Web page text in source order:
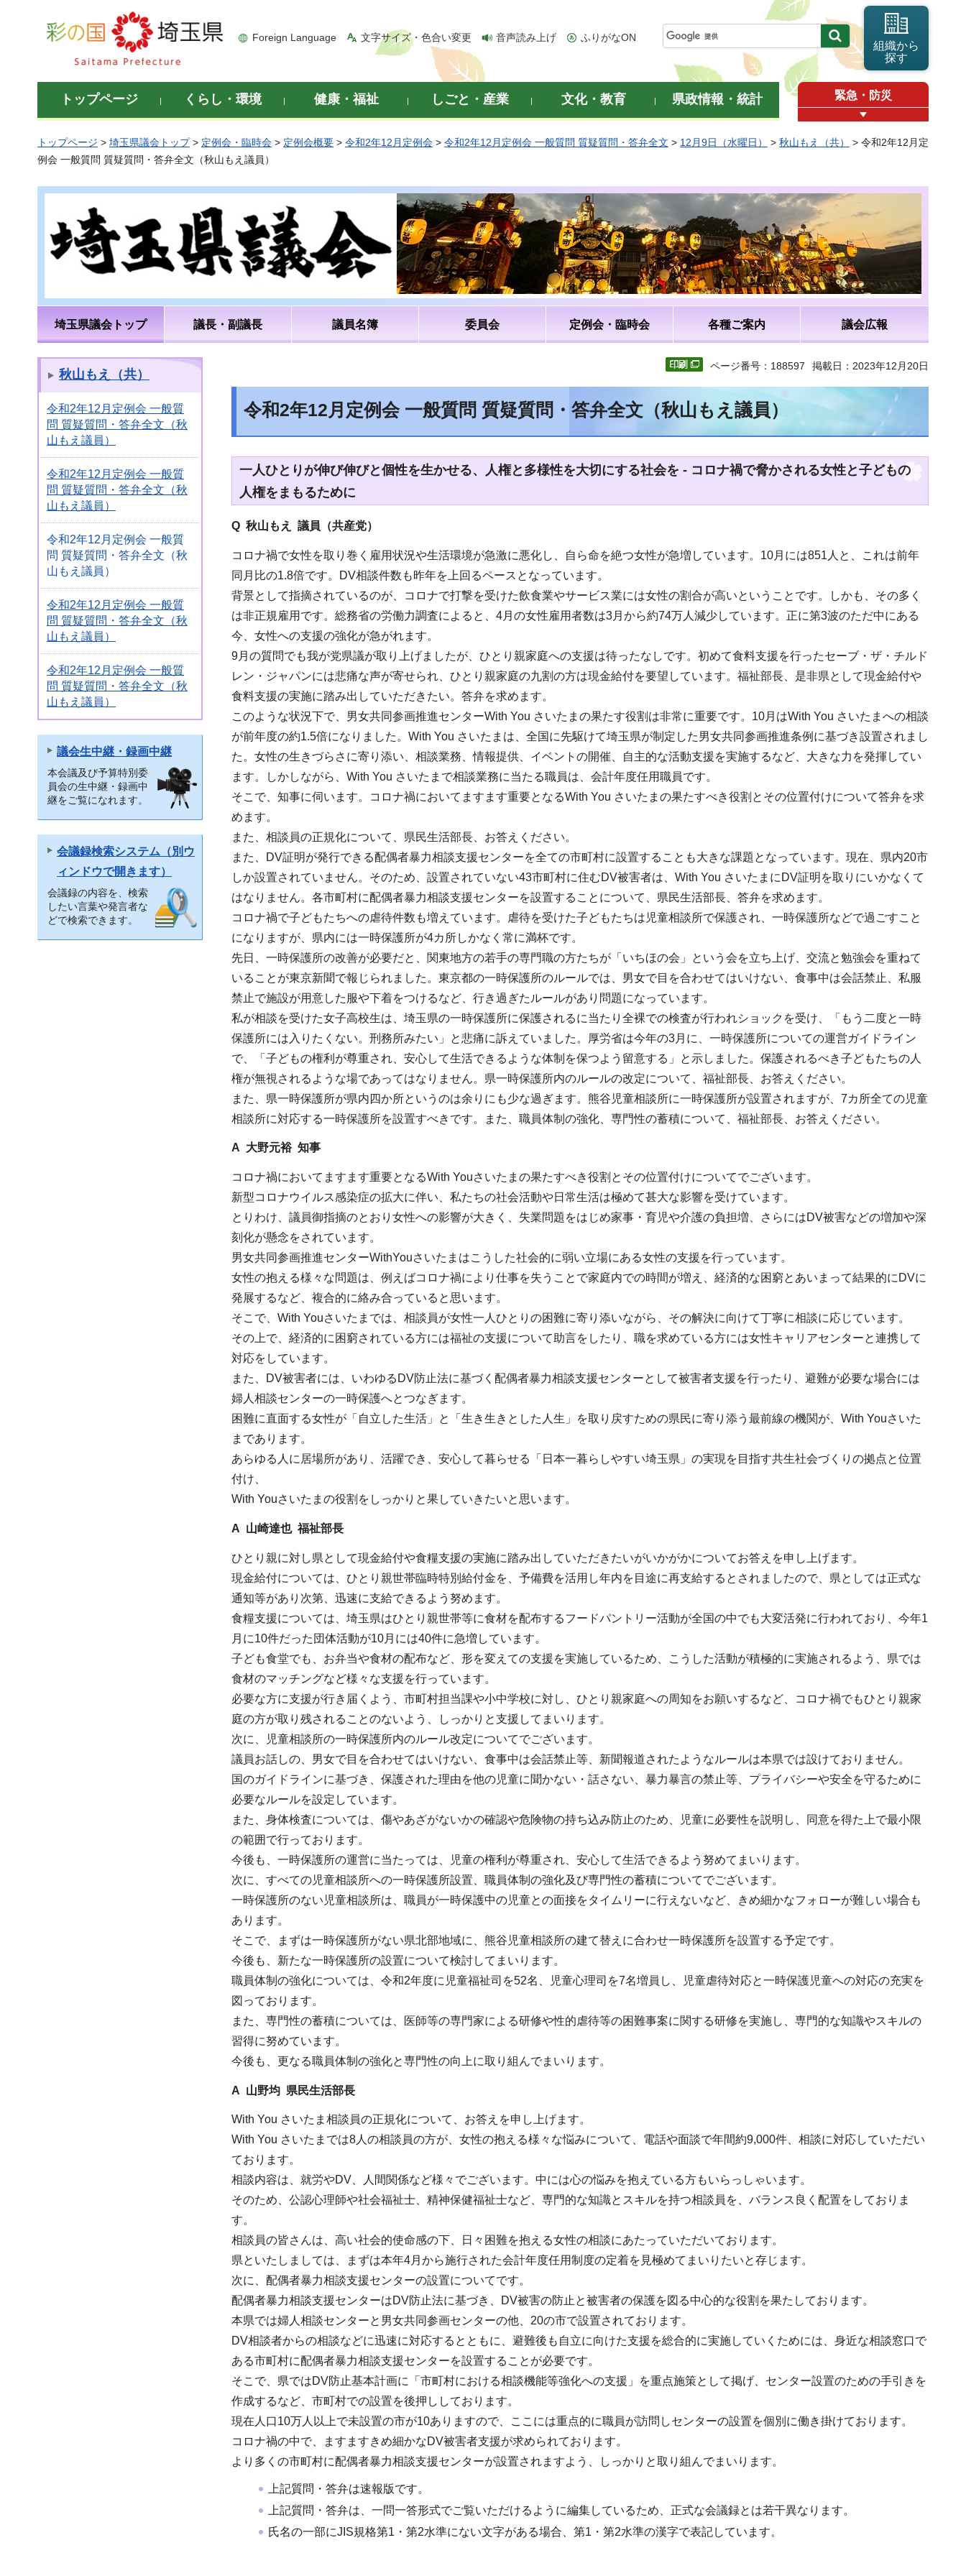
彩の国 埼玉県
Foreign Language 文字サイズ・色合い変更 音声読み上げ ふりがなON
組織から
探す
トップページ くらし・環境 健康・福祉 しごと・産業 文化・教育 県政情報・統計 緊急・防災
トップページ > 埼玉県議会トップ> 定例会・臨時会 > 定例会概要 > 令和2年12月定例会 > 令和2年12月定例会 一般質問 質疑質問・答弁全文 > 12月9日（水曜日） > 秋山もえ（共）
> 令和2年12月定
例会 一般質問 質疑質問・答弁全文（秋山もえ議員）
埼玉県議会トップ 議長・副議長 議員名簿 委員会 定例会・臨時会 各種ご案内 議会広報
秋山もえ（共）
令和2年12月定例会 一般質
問 質疑質問・答弁全文（秋
山もえ議員）
令和2年12月定例会 一般質
問 質疑質問・答弁全文（秋
山もえ議員）
令和2年12月定例会 一般質
問 質疑質問・答弁全文（秋
山もえ議員）
令和2年12月定例会 一般質
問 質疑質問・答弁全文（秋
山もえ議員）
令和2年12月定例会 一般質
問 質疑質問・答弁全文（秋
山もえ議員）
議会生中継・録画中継
本会議及び予算特別委
員会の生中継・録画中
継をご覧になれます。
会議録検索システム（別ウ
ィンドウで開きます）
会議録の内容を、検索
したい言葉や発言者な
どで検索できます。
ページ番号：188597 掲載日：2023年12月20日
令和2年12月定例会 一般質問 質疑質問・答弁全文（秋山もえ議員）
一人ひとりが伸び伸びと個性を生かせる、人権と多様性を大切にする社会を - コロナ禍で脅かされる女性と子どもの
人権をまもるために
Q 秋山もえ 議員（共産党）
コロナ禍で女性を取り巻く雇用状況や生活環境が急激に悪化し、自ら命を絶つ女性が急増しています。10月には851人と、これは前年
同月比の1.8倍です。DV相談件数も昨年を上回るペースとなっています。
背景として指摘されているのが、コロナで打撃を受けた飲食業やサービス業には女性の割合が高いということです。しかも、その多く
は非正規雇用です。総務省の労働力調査によると、4月の女性雇用者数は3月から約74万人減少しています。正に第3波のただ中にある
今、女性への支援の強化が急がれます。
9月の質問でも我が党県議が取り上げましたが、ひとり親家庭への支援は待ったなしです。初めて食料支援を行ったセーブ・ザ・チルド
レン・ジャパンには悲痛な声が寄せられ、ひとり親家庭の九割の方は現金給付を要望しています。福祉部長、是非県として現金給付や
食料支援の実施に踏み出していただきたい。答弁を求めます。
このような状況下で、男女共同参画推進センターWith You さいたまの果たす役割は非常に重要です。10月はWith You さいたまへの相談
が前年度の約1.5倍になりました。With You さいたまは、全国に先駆けて埼玉県が制定した男女共同参画推進条例に基づき設置されまし
た。女性の生きづらさに寄り添い、相談業務、情報提供、イベントの開催、自主的な活動支援を実施するなど、大きな力を発揮してい
ます。しかしながら、With You さいたまで相談業務に当たる職員は、会計年度任用職員です。
そこで、知事に伺います。コロナ禍においてますます重要となるWith You さいたまの果たすべき役割とその位置付けについて答弁を求
めます。
また、相談員の正規化について、県民生活部長、お答えください。
また、DV証明が発行できる配偶者暴力相談支援センターを全ての市町村に設置することも大きな課題となっています。現在、県内20市
しか設置されていません。そのため、設置されていない43市町村に住むDV被害者は、With You さいたまにDV証明を取りにいかなくて
はなりません。各市町村に配偶者暴力相談支援センターを設置することについて、県民生活部長、答弁を求めます。
コロナ禍で子どもたちへの虐待件数も増えています。虐待を受けた子どもたちは児童相談所で保護され、一時保護所などで過ごすこと
になりますが、県内には一時保護所が4カ所しかなく常に満杯です。
先日、一時保護所の改善が必要だと、関東地方の若手の専門職の方たちが「いちほの会」という会を立ち上げ、交流と勉強会を重ねて
いることが東京新聞で報じられました。東京都の一時保護所のルールでは、男女で目を合わせてはいけない、食事中は会話禁止、私服
禁止で施設が用意した服や下着をつけるなど、行き過ぎたルールがあり問題になっています。
私が相談を受けた女子高校生は、埼玉県の一時保護所に保護されるに当たり全裸での検査が行われショックを受け、「もう二度と一時
保護所には入りたくない。刑務所みたい」と悲痛に訴えていました。厚労省は今年の3月に、一時保護所についての運営ガイドライン
で、「子どもの権利が尊重され、安心して生活できるような体制を保つよう留意する」と示しました。保護されるべき子どもたちの人
権が無視されるような場であってはなりません。県一時保護所内のルールの改定について、福祉部長、お答えください。
また、県一時保護所が県内四か所というのは余りにも少な過ぎます。熊谷児童相談所に一時保護所が設置されますが、7カ所全ての児童
相談所に対応する一時保護所を設置すべきです。また、職員体制の強化、専門性の蓄積について、福祉部長、お答えください。
A 大野元裕 知事
コロナ禍においてますます重要となるWith Youさいたまの果たすべき役割とその位置付けについてでございます。
新型コロナウイルス感染症の拡大に伴い、私たちの社会活動や日常生活は極めて甚大な影響を受けています。
とりわけ、議員御指摘のとおり女性への影響が大きく、失業問題をはじめ家事・育児や介護の負担増、さらにはDV被害などの増加や深
刻化が懸念をされています。
男女共同参画推進センターWithYouさいたまはこうした社会的に弱い立場にある女性の支援を行っています。
女性の抱える様々な問題は、例えばコロナ禍により仕事を失うことで家庭内での時間が増え、経済的な困窮とあいまって結果的にDVに
発展するなど、複合的に絡み合っていると思います。
そこで、With Youさいたまでは、相談員が女性一人ひとりの困難に寄り添いながら、その解決に向けて丁寧に相談に応じています。
その上で、経済的に困窮されている方には福祉の支援について助言をしたり、職を求めている方には女性キャリアセンターと連携して
対応をしています。
また、DV被害者には、いわゆるDV防止法に基づく配偶者暴力相談支援センターとして被害者支援を行ったり、避難が必要な場合には
婦人相談センターの一時保護へとつなぎます。
困難に直面する女性が「自立した生活」と「生き生きとした人生」を取り戻すための県民に寄り添う最前線の機関が、With Youさいた
まであります。
あらゆる人に居場所があり、活躍でき、安心して暮らせる「日本一暮らしやすい埼玉県」の実現を目指す共生社会づくりの拠点と位置
付け、
With Youさいたまの役割をしっかりと果していきたいと思います。
A 山崎達也 福祉部長
ひとり親に対し県として現金給付や食糧支援の実施に踏み出していただきたいがいかがかについてお答えを申し上げます。
現金給付については、ひとり親世帯臨時特別給付金を、予備費を活用し年内を目途に再支給するとされましたので、県としては正式な
通知等があり次第、迅速に支給できるよう努めます。
食糧支援については、埼玉県はひとり親世帯等に食材を配布するフードパントリー活動が全国の中でも大変活発に行われており、今年1
月に10件だった団体活動が10月には40件に急増しています。
子ども食堂でも、お弁当や食材の配布など、形を変えての支援を実施しているため、こうした活動が積極的に実施されるよう、県では
食材のマッチングなど様々な支援を行っています。
必要な方に支援が行き届くよう、市町村担当課や小中学校に対し、ひとり親家庭への周知をお願いするなど、コロナ禍でもひとり親家
庭の方が取り残されることのないよう、しっかりと支援してまいります。
次に、児童相談所の一時保護所内のルール改定についてでございます。
議員お話しの、男女で目を合わせてはいけない、食事中は会話禁止等、新聞報道されたようなルールは本県では設けておりません。
国のガイドラインに基づき、保護された理由を他の児童に聞かない・話さない、暴力暴言の禁止等、プライバシーや安全を守るために
必要なルールを設定しています。
また、身体検査については、傷やあざがないかの確認や危険物の持ち込み防止のため、児童に必要性を説明し、同意を得た上で最小限
の範囲で行っております。
今後も、一時保護所の運営に当たっては、児童の権利が尊重され、安心して生活できるよう努めてまいります。
次に、すべての児童相談所への一時保護所設置、職員体制の強化及び専門性の蓄積についてでございます。
一時保護所のない児童相談所は、職員が一時保護中の児童との面接をタイムリーに行えないなど、きめ細かなフォローが難しい場合も
あります。
そこで、まずは一時保護所がない県北部地域に、熊谷児童相談所の建て替えに合わせ一時保護所を設置する予定です。
今後も、新たな一時保護所の設置について検討してまいります。
職員体制の強化については、令和2年度に児童福祉司を52名、児童心理司を7名増員し、児童虐待対応と一時保護児童への対応の充実を
図っております。
また、専門性の蓄積については、医師等の専門家による研修や性的虐待等の困難事案に関する研修を実施し、専門的な知識やスキルの
習得に努めています。
今後も、更なる職員体制の強化と専門性の向上に取り組んでまいります。
A 山野均 県民生活部長
With You さいたま相談員の正規化について、お答えを申し上げます。
With You さいたまでは8人の相談員の方が、女性の抱える様々な悩みについて、電話や面談で年間約9,000件、相談に対応していただい
ております。
相談内容は、就労やDV、人間関係など様々でございます。中には心の悩みを抱えている方もいらっしゃいます。
そのため、公認心理師や社会福祉士、精神保健福祉士など、専門的な知識とスキルを持つ相談員を、バランス良く配置をしておりま
す。
相談員の皆さんは、高い社会的使命感の下、日々困難を抱える女性の相談にあたっていただいております。
県といたしましては、まずは本年4月から施行された会計年度任用制度の定着を見極めてまいりたいと存じます。
次に、配偶者暴力相談支援センターの設置についてです。
配偶者暴力相談支援センターはDV防止法に基づき、DV被害の防止と被害者の保護を図る中心的な役割を果たしております。
本県では婦人相談センターと男女共同参画センターの他、20の市で設置されております。
DV相談者からの相談などに迅速に対応するとともに、避難後も自立に向けた支援を総合的に実施していくためには、身近な相談窓口で
ある市町村に配偶者暴力相談支援センターを設置することが必要です。
そこで、県ではDV防止基本計画に「市町村における相談機能等強化への支援」を重点施策として掲げ、センター設置のための手引きを
作成するなど、市町村での設置を後押ししております。
現在人口10万人以上で未設置の市が10ありますので、ここには重点的に職員が訪問しセンターの設置を個別に働き掛けております。
コロナ禍の中で、ますますきめ細かなDV被害者支援が求められております。
より多くの市町村に配偶者暴力相談支援センターが設置されますよう、しっかりと取り組んでまいります。
上記質問・答弁は速報版です。
上記質問・答弁は、一問一答形式でご覧いただけるように編集しているため、正式な会議録とは若干異なります。
氏名の一部にJIS規格第1・第2水準にない文字がある場合、第1・第2水準の漢字で表記しています。